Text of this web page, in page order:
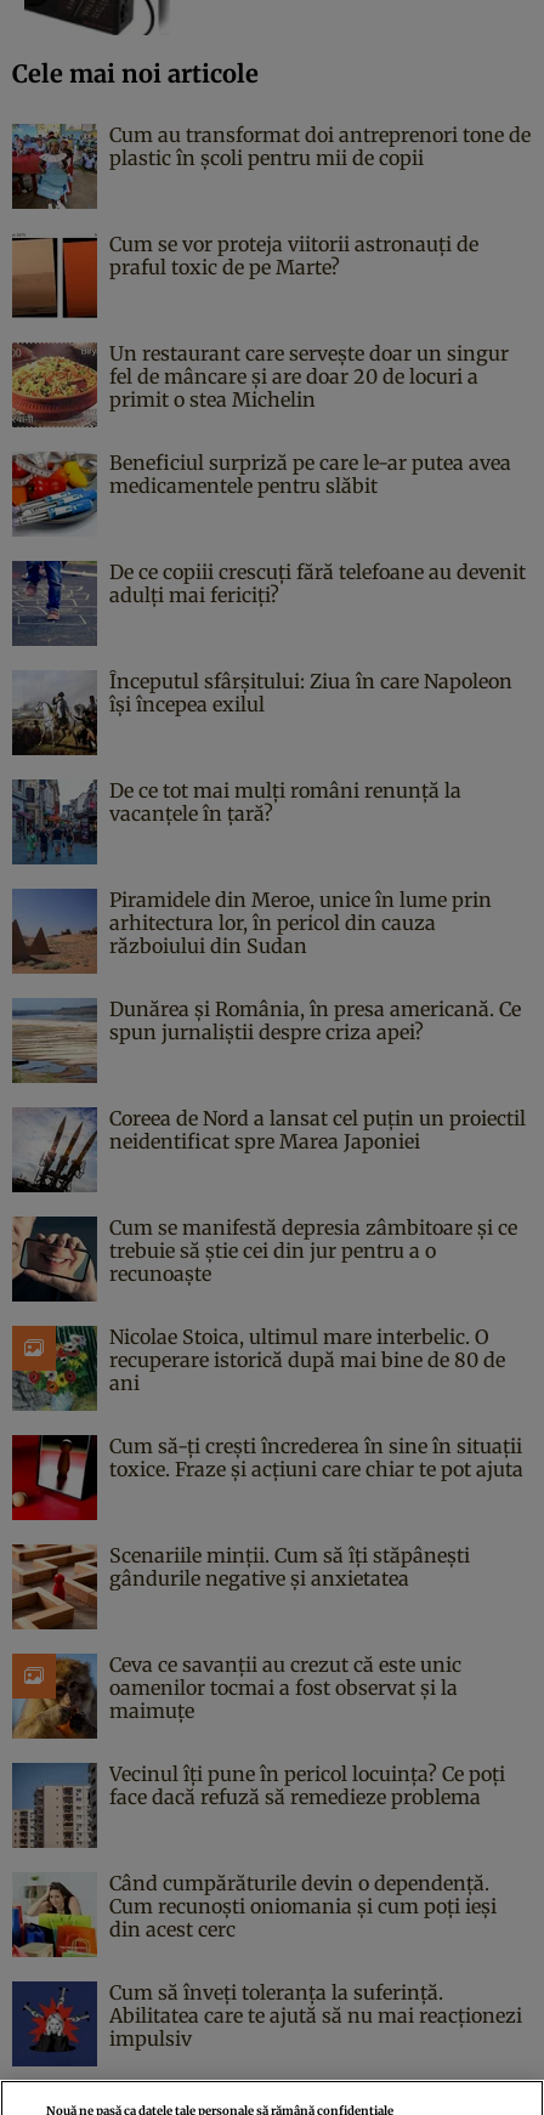
Cele mai noi articole
Cum au transformat doi antreprenori tone de
plastic în școli pentru mii de copii
Cum se vor proteja viitorii astronauți de
praful toxic de pe Marte?
Un restaurant care servește doar un singur
fel de mâncare și are doar 20 de locuri a
primit o stea Michelin
Beneficiul surpriză pe care le-ar putea avea
medicamentele pentru slăbit
De ce copiii crescuți fără telefoane au devenit
adulți mai fericiți?
Începutul sfârşitului: Ziua în care Napoleon
îşi începea exilul
De ce tot mai mulți români renunță la
vacanțele în țară?
Piramidele din Meroe, unice în lume prin
arhitectura lor, în pericol din cauza
războiului din Sudan
Dunărea și România, în presa americană. Ce
spun jurnaliștii despre criza apei?
Coreea de Nord a lansat cel puțin un proiectil
neidentificat spre Marea Japoniei
Cum se manifestă depresia zâmbitoare și ce
trebuie să știe cei din jur pentru a o
recunoaște
Nicolae Stoica, ultimul mare interbelic. O
recuperare istorică după mai bine de 80 de
ani
Cum să-ți crești încrederea în sine în situații
toxice. Fraze și acțiuni care chiar te pot ajuta
Scenariile minții. Cum să îți stăpânești
gândurile negative și anxietatea
Ceva ce savanții au crezut că este unic
oamenilor tocmai a fost observat și la
maimuțe
Vecinul îți pune în pericol locuința? Ce poți
face dacă refuză să remedieze problema
Când cumpărăturile devin o dependență.
Cum recunoști oniomania și cum poți ieși
din acest cerc
Cum să înveți toleranța la suferință.
Abilitatea care te ajută să nu mai reacționezi
impulsiv
Nouă ne pasă ca datele tale personale să rămână confidențiale